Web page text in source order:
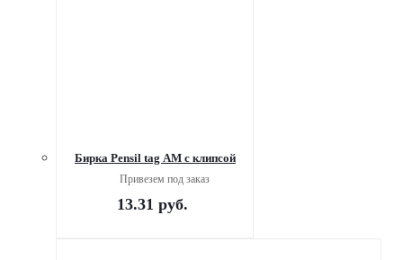
Бирка Pensil tag AM c клипсой
Привезем под заказ
13.31 руб.